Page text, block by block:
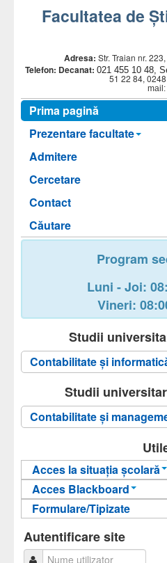
Facultatea de
Adresa: Str. Traian nr.
Telefon: Decanat: 021 455 10 48,
51 22 84,
mail:
Prima pagină
Prezentare facultate
Admitere
Cercetare
Contact
Căutare
Program
Luni - Joi:
Vineri:
Studii
Contabilitate și
Studii
Contabilitate şi
Acces la situația școlară
Informații pentru acces
Autentificare
Acces Blackboard
Informații pentru acces
Autentificare
Formulare/Tipizate
Autentificare site